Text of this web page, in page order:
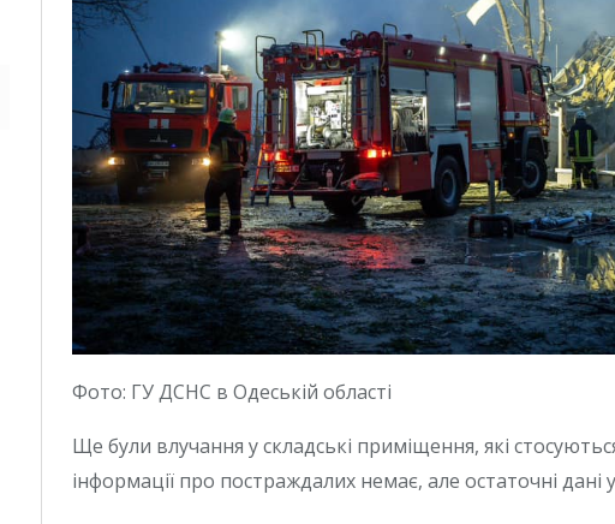
Фото: ГУ ДСНС в Одеській області
Ще були влучання у складські приміщення, які
інформації про постраждалих немає, але остаточні